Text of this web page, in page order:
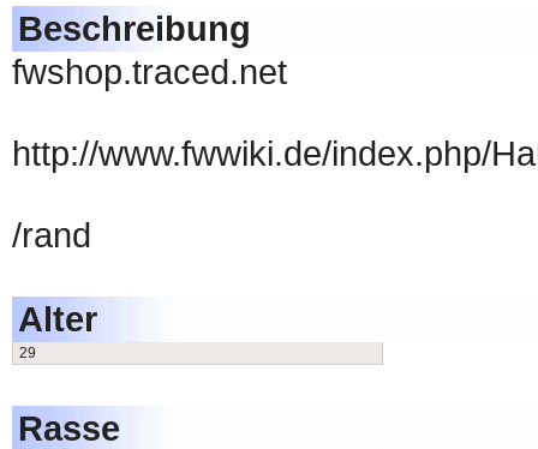
Beschreibung
fwshop.traced.net
http://www.fwwiki.de/index.php/
/rand
Alter
29
Rasse